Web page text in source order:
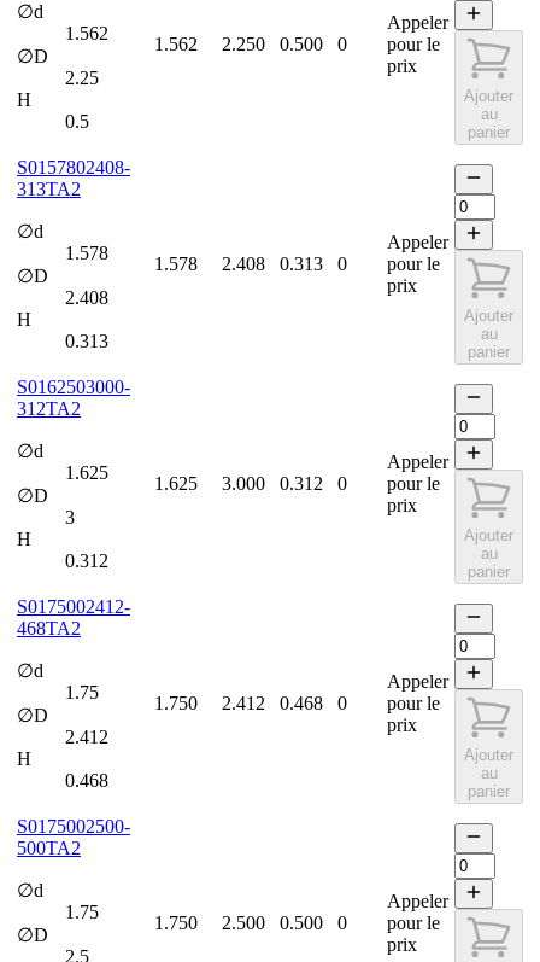
∅d
1.562
∅D
2.25
H
0.5
1.562 2.250 0.500 0
Appeler
pour le
prix
Ajouter
au
panier
S0157802408-
313TA2
∅d
1.578
∅D
2.408
H
0.313
1.578 2.408 0.313 0
Appeler
pour le
prix
Ajouter
au
panier
S0162503000-
312TA2
∅d
1.625
∅D
3
H
0.312
1.625 3.000 0.312 0
Appeler
pour le
prix
Ajouter
au
panier
S0175002412-
468TA2
∅d
1.75
∅D
2.412
H
0.468
1.750 2.412 0.468 0
Appeler
pour le
prix
Ajouter
au
panier
S0175002500-
500TA2
∅d
1.75
∅D
2.5
1.750 2.500 0.500 0
Appeler
pour le
prix